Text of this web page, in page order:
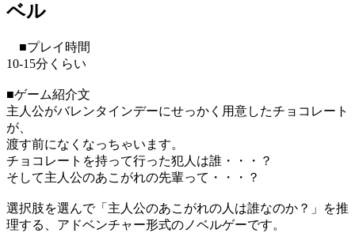
ベル
■プレイ時間
10-15分くらい
■ゲーム紹介文
主人公がバレンタインデーにせっかく用意したチョコレート
が、
渡す前になくなっちゃいます。
チョコレートを持って行った犯人は誰・・・？
そして主人公のあこがれの先輩って・・・？
選択肢を選んで「主人公のあこがれの人は誰なのか？」を推
理する、アドベンチャー形式のノベルゲーです。